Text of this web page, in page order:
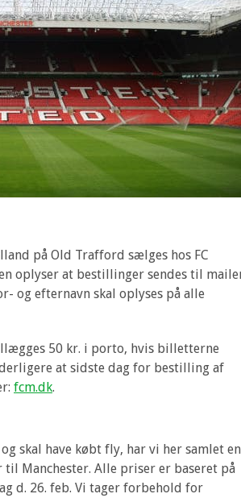
på Old Trafford sælges hos FC
oplyser at bestillinger sendes til
og efternavn skal oplyses på alle
50 kr. i porto, hvis billetterne
at sidste dag for bestilling af
fcm.dk.
skal have købt fly, har vi her samlet en
Manchester. Alle priser er baseret på
d. 26. feb. Vi tager forbehold for